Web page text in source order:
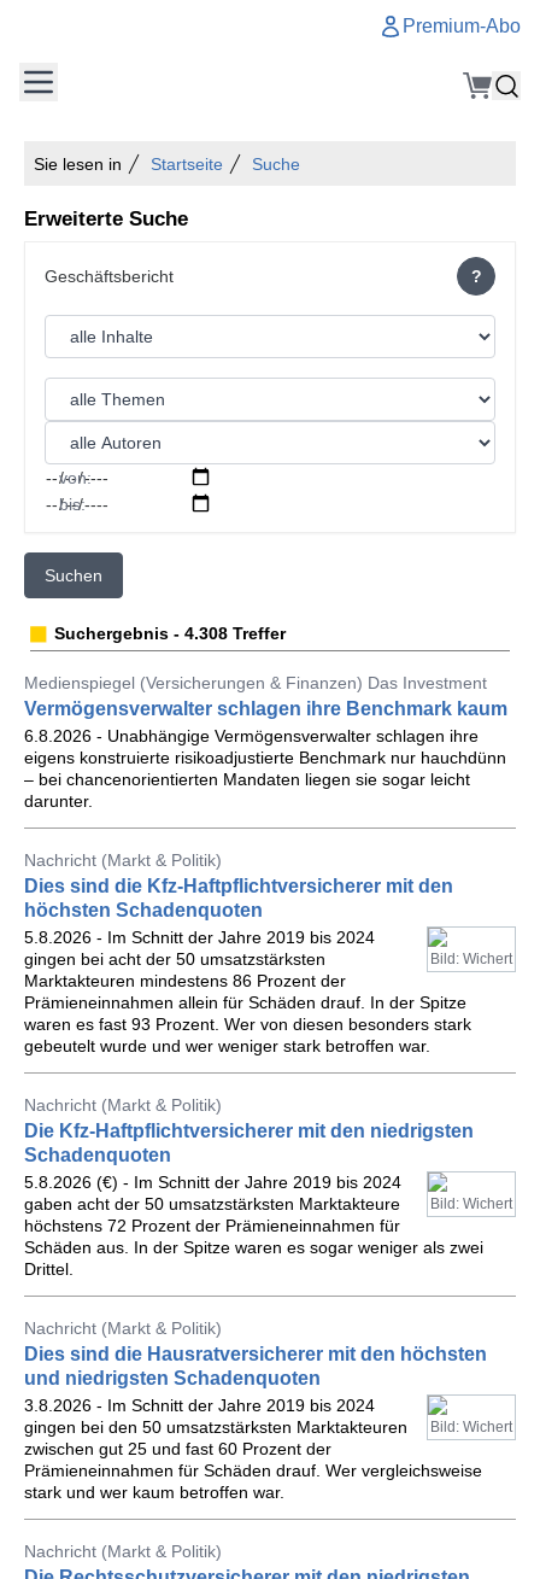
Premium-Abo
Sie lesen in Startseite Suche
Erweiterte Suche
?
von:
bis:
Suchen
Suchergebnis - 4.308 Treffer
Medienspiegel (Versicherungen & Finanzen) Das Investment
Vermögensverwalter schlagen ihre Benchmark kaum
6.8.2026 - Unabhängige Vermögensverwalter schlagen ihre
eigens konstruierte risikoadjustierte Benchmark nur hauchdünn
– bei chancenorientierten Mandaten liegen sie sogar leicht
darunter.
Nachricht (Markt & Politik)
Dies sind die Kfz-Haftpflichtversicherer mit den
höchsten Schadenquoten
Bild: Wichert
5.8.2026 - Im Schnitt der Jahre 2019 bis 2024
gingen bei acht der 50 umsatzstärksten
Marktakteuren mindestens 86 Prozent der
Prämieneinnahmen allein für Schäden drauf. In der Spitze
waren es fast 93 Prozent. Wer von diesen besonders stark
gebeutelt wurde und wer weniger stark betroffen war.
Nachricht (Markt & Politik)
Die Kfz-Haftpflichtversicherer mit den niedrigsten
Schadenquoten
Bild: Wichert
5.8.2026 (€) - Im Schnitt der Jahre 2019 bis 2024
gaben acht der 50 umsatzstärksten Marktakteure
höchstens 72 Prozent der Prämieneinnahmen für
Schäden aus. In der Spitze waren es sogar weniger als zwei
Drittel.
Nachricht (Markt & Politik)
Dies sind die Hausratversicherer mit den höchsten
und niedrigsten Schadenquoten
Bild: Wichert
3.8.2026 - Im Schnitt der Jahre 2019 bis 2024
gingen bei den 50 umsatzstärksten Marktakteuren
zwischen gut 25 und fast 60 Prozent der
Prämieneinnahmen für Schäden drauf. Wer vergleichsweise
stark und wer kaum betroffen war.
Nachricht (Markt & Politik)